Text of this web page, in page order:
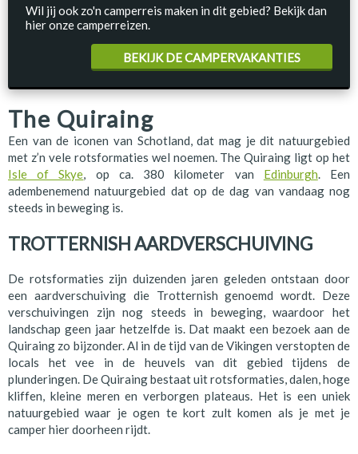
The Quiraing
Een van de iconen van Schotland, dat mag je dit natuurgebied
met z’n vele rotsformaties wel noemen. The Quiraing ligt op het
Isle of Skye, op ca. 380 kilometer van Edinburgh. Een
adembenemend natuurgebied dat op de dag van vandaag nog
steeds in beweging is.
TROTTERNISH AARDVERSCHUIVING
De rotsformaties zijn duizenden jaren geleden ontstaan door
een aardverschuiving die Trotternish genoemd wordt. Deze
verschuivingen zijn nog steeds in beweging, waardoor het
landschap geen jaar hetzelfde is. Dat maakt een bezoek aan de
Quiraing zo bijzonder. Al in de tijd van de Vikingen verstopten de
locals het vee in de heuvels van dit gebied tijdens de
plunderingen. De Quiraing bestaat uit rotsformaties, dalen, hoge
kliffen, kleine meren en verborgen plateaus. Het is een uniek
natuurgebied waar je ogen te kort zult komen als je met je
camper hier doorheen rijdt.
Wil jij ook zo'n camperreis maken in dit gebied? Bekijk dan
hier onze camperreizen.
BEKIJK DE CAMPERVAKANTIES